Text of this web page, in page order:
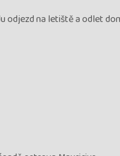
odjezd na letiště a odlet